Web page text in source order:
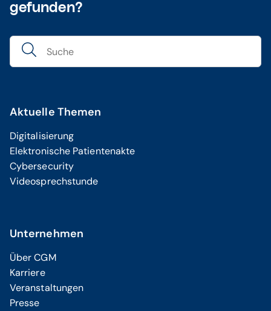
gefunden?
Aktuelle Themen
Digitalisierung
Elektronische Patientenakte
Cybersecurity
Videosprechstunde
Unternehmen
Über CGM
Karriere
Veranstaltungen
Presse